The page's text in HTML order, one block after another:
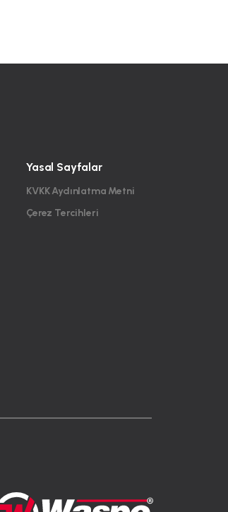
Yasal Sayfalar
KVKK Aydınlatma Metni
Çerez Tercihleri